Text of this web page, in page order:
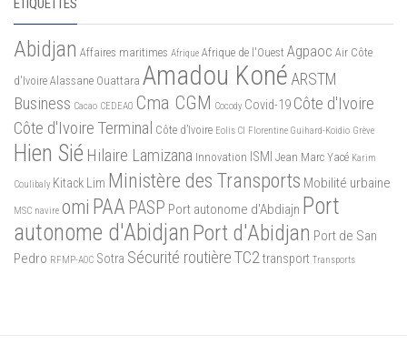
ÉTIQUETTES
Abidjan Affaires maritimes Afrique Afrique de l'Ouest Agpaoc Air Côte
d'Ivoire Alassane Ouattara Amadou Koné ARSTM
Business Cacao CEDEAO Cma CGM Cocody Covid-19 Côte d'Ivoire
Côte d'Ivoire Terminal Côte d’Ivoire Eolis CI Florentine Guihard-Koidio Grève
Hien Sié Hilaire Lamizana Innovation ISMI Jean Marc Yacé Karim
Coulibaly Kitack Lim Ministère des Transports Mobilité urbaine
MSC navire omi PAA PASP Port autonome d'Abdiajn Port
autonome d'Abidjan Port d'Abidjan Port de San
Pedro RFMP-AOC Sotra Sécurité routièreTC2transport Transports